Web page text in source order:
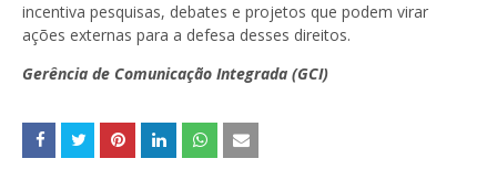
incentiva pesquisas, debates e projetos que podem virar
ações externas para a defesa desses direitos.
Gerência de Comunicação Integrada (GCI)